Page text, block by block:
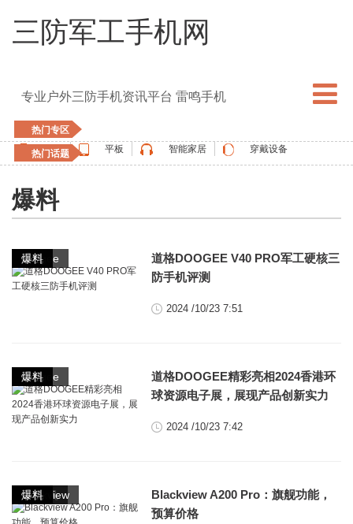
三防军工手机网
专业户外三防手机资讯平台 雷鸣手机
热门专区
手机
平板 智能家居 穿戴设备
热门话题
oukitel
ulefone vernee apple watch
爆料
doogee
其它
手机
,爆料
道格DOOGEE V40 PRO军工硬核三
防手机评测
2024 /10/23 7:51
doogee
其它
手机
,爆料
道格DOOGEE精彩亮相2024香港环
球资源电子展，展现产品创新实力
2024 /10/23 7:42
5G手机
blackview
平板
,
手机
,
爆料
Blackview A200 Pro：旗舰功能，
预算价格